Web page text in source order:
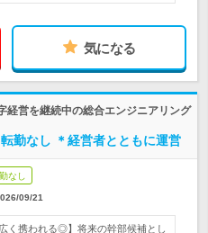
気になる
経営を継続中の総合エンジニアリング
勤なし ＊経営者とともに運営
なし
09/21
く携われる◎】将来の幹部候補とし